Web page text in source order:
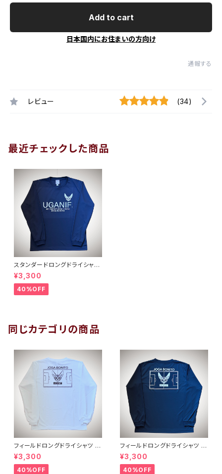
Add to cart
日本国内にお住まいの方向け
通報する
レビュー (34)
最近チェックした商品
スタンダードロングドライシャツ
ネイビーホワイト
¥3,300
40%OFF
同じカテゴリの商品
フィールドロングドライシャツ
ホワイトブラック
¥3,300
40%OFF
フィールドロングドライシャツ
ネイビーホワイト
¥3,300
40%OFF